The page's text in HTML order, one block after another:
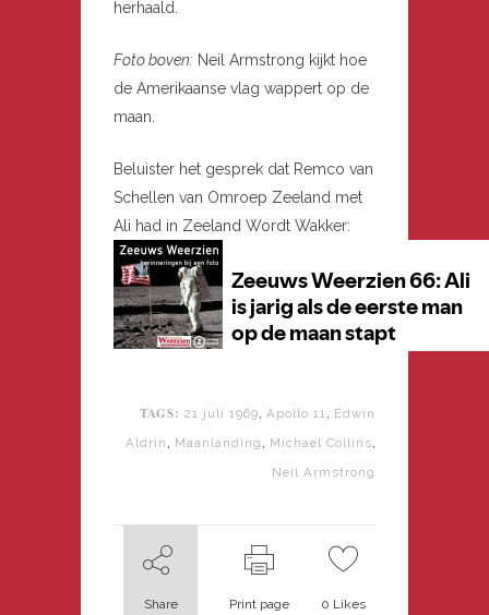
herhaald.
Foto boven: Neil Armstrong kijkt hoe
de Amerikaanse vlag wappert op de
maan.
Beluister het gesprek dat Remco van
Schellen van Omroep Zeeland met
Ali had in Zeeland Wordt Wakker:
TAGS: 21 juli 1969 Apollo 11
Edwin
Aldrin
Maanlanding Michael Collins
Neil Armstrong
Share Print page 0 Likes